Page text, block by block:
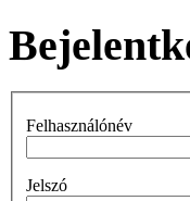
Felhasználónév
Jelszó